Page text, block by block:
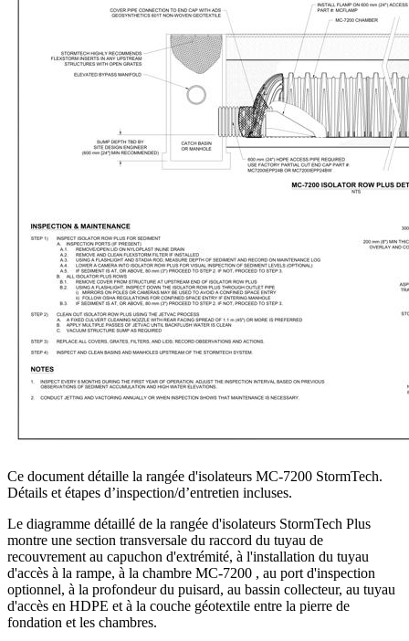
Ce document détaille la rangée d'isolateurs MC-7200 StormTech.
Détails et étapes d’inspection/d’entretien incluses.
Le diagramme détaillé de la rangée d'isolateurs StormTech Plus
montre une section transversale du raccord du tuyau de
recouvrement au capuchon d'extrémité, à l'installation du tuyau
d'accès à la rampe, à la chambre MC-7200 , au port d'inspection
optionnel, à la profondeur du puisard, au bassin collecteur, au tuyau
d'accès en HDPE et à la couche géotextile entre la pierre de
fondation et les chambres.